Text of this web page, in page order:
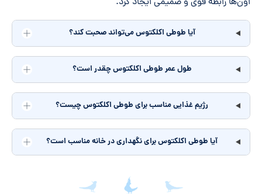
آیا طوطی اکلکتوس می‌تواند صحبت کند؟
طول عمر طوطی اکلکتوس چقدر است؟
رژیم غذایی مناسب برای طوطی اکلکتوس چیست؟
آیا طوطی اکلکتوس برای نگهداری در خانه مناسب است؟